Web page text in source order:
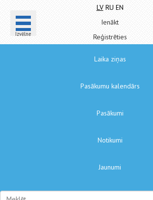
Izvēlne
LV RU EN
Ienākt
Reģistrēties
Laika ziņas
Pasākumu kalendārs
Pasākumi
Notikumi
Jaunumi